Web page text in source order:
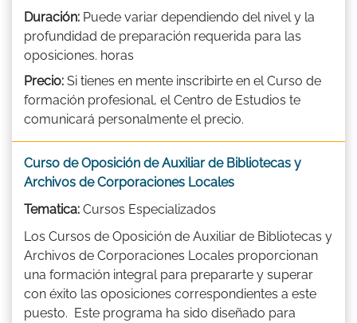
Duración: Puede variar dependiendo del nivel y la
profundidad de preparación requerida para las
oposiciones. horas
Precio: Si tienes en mente inscribirte en el Curso de
formación profesional, el Centro de Estudios te
comunicará personalmente el precio.
Curso de Oposición de Auxiliar de Bibliotecas y
Archivos de Corporaciones Locales
Tematica: Cursos Especializados
Los Cursos de Oposición de Auxiliar de Bibliotecas y
Archivos de Corporaciones Locales proporcionan
una formación integral para prepararte y superar
con éxito las oposiciones correspondientes a este
puesto. Este programa ha sido diseñado para